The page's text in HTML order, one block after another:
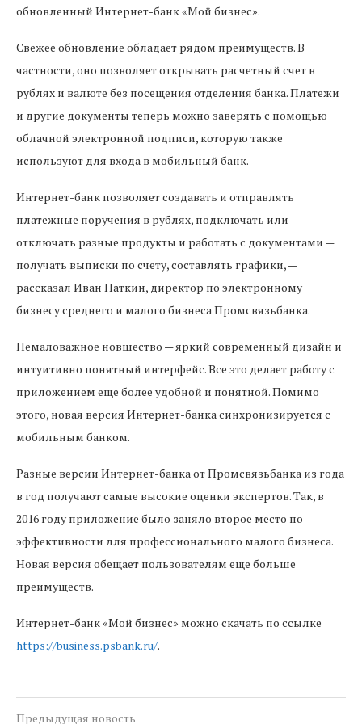
обновленный Интернет-банк «Мой бизнес».
Свежее обновление обладает рядом преимуществ. В
частности, оно позволяет открывать расчетный счет в
рублях и валюте без посещения отделения банка. Платежи
и другие документы теперь можно заверять с помощью
облачной электронной подписи, которую также
используют для входа в мобильный банк.
Интернет-банк позволяет создавать и отправлять
платежные поручения в рублях, подключать или
отключать разные продукты и работать с документами —
получать выписки по счету, составлять графики, —
рассказал Иван Паткин, директор по электронному
бизнесу среднего и малого бизнеса Промсвязьбанка.
Немаловажное новшество — яркий современный дизайн и
интуитивно понятный интерфейс. Все это делает работу с
приложением еще более удобной и понятной. Помимо
этого, новая версия Интернет-банка синхронизируется с
мобильным банком.
Разные версии Интернет-банка от Промсвязьбанка из года
в год получают самые высокие оценки экспертов. Так, в
2016 году приложение было заняло второе место по
эффективности для профессионального малого бизнеса.
Новая версия обещает пользователям еще больше
преимуществ.
Интернет-банк «Мой бизнес» можно скачать по ссылке
https://business.psbank.ru/.
Предыдущая новость